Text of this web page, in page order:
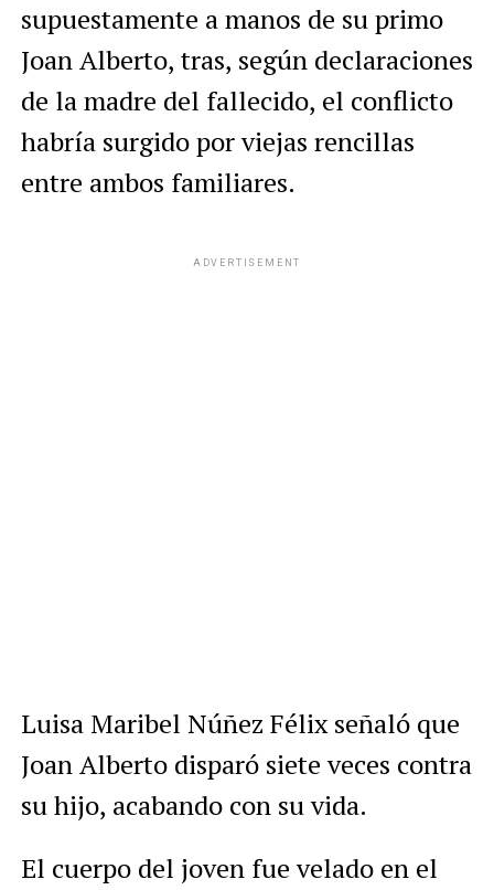
supuestamente a manos de su primo
Joan Alberto, tras, según declaraciones
de la madre del fallecido, el conflicto
habría surgido por viejas rencillas
entre ambos familiares.
ADVERTISEMENT
Luisa Maribel Núñez Félix señaló que
Joan Alberto disparó siete veces contra
su hijo, acabando con su vida.
El cuerpo del joven fue velado en el